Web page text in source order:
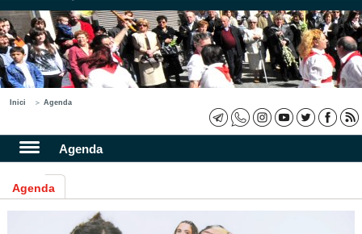
Inici Agenda
Agenda
Agenda